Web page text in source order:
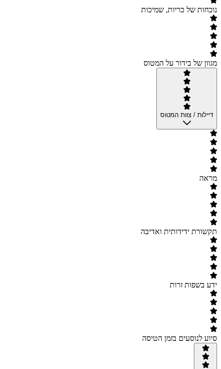
נוכחות של כריות, שמיכות
מגוון של בידור על המטוס
דיילות / צוות המטוס
מראה
תקשורת ידידותית ואדיבה
ידע בשפות זרות
סיוע לנוסעים בזמן הטיסה